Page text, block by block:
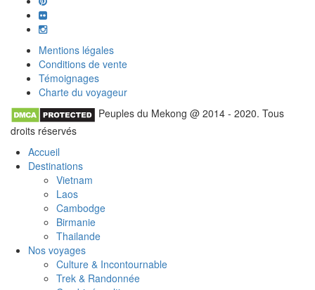
Mentions légales
Conditions de vente
Témoignages
Charte du voyageur
Peuples du Mekong @ 2014 - 2020. Tous
droits réservés
Accueil
Destinations
Vietnam
Laos
Cambodge
Birmanie
Thailande
Nos voyages
Culture & Incontournable
Trek & Randonnée